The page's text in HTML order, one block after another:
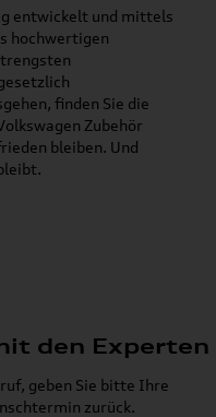
entwickelt und mittels
hochwertigen
finden Sie die
Zubehör
bleiben. Und
den Experten
geben Sie bitte Ihre
zurück.